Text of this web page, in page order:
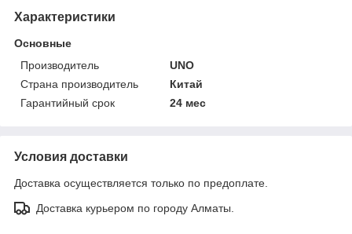
Характеристики
Основные
Производитель
UNO
Страна производитель
Китай
Гарантийный срок
24 мес
Условия доставки
Доставка осуществляется только по предоплате.
Доставка курьером по городу Алматы.